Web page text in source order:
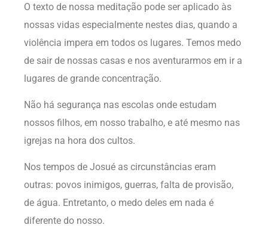
O texto de nossa meditação pode ser aplicado às
nossas vidas especialmente nestes dias, quando a
violência impera em todos os lugares. Temos medo
de sair de nossas casas e nos aventurarmos em ir a
lugares de grande concentração.
Não há segurança nas escolas onde estudam
nossos filhos, em nosso trabalho, e até mesmo nas
igrejas na hora dos cultos.
Nos tempos de Josué as circunstâncias eram
outras: povos inimigos, guerras, falta de provisão,
de água. Entretanto, o medo deles em nada é
diferente do nosso.